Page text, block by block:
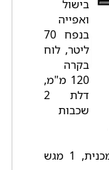
בישול
ואפייה
בנפח 70
ליטר, לוח
בקרה
120 מ"מ,
דלת 2
שכבות
› הספק מירבי: 3000W, בקרה מכנית, 1 מגש